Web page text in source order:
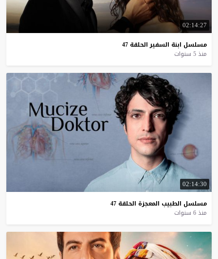
02:14:27
مسلسل ابنة السفير الحلقة 47
منذ 5 سنوات
02:14:30
مسلسل الطبيب المعجزة الحلقة 47
منذ 6 سنوات